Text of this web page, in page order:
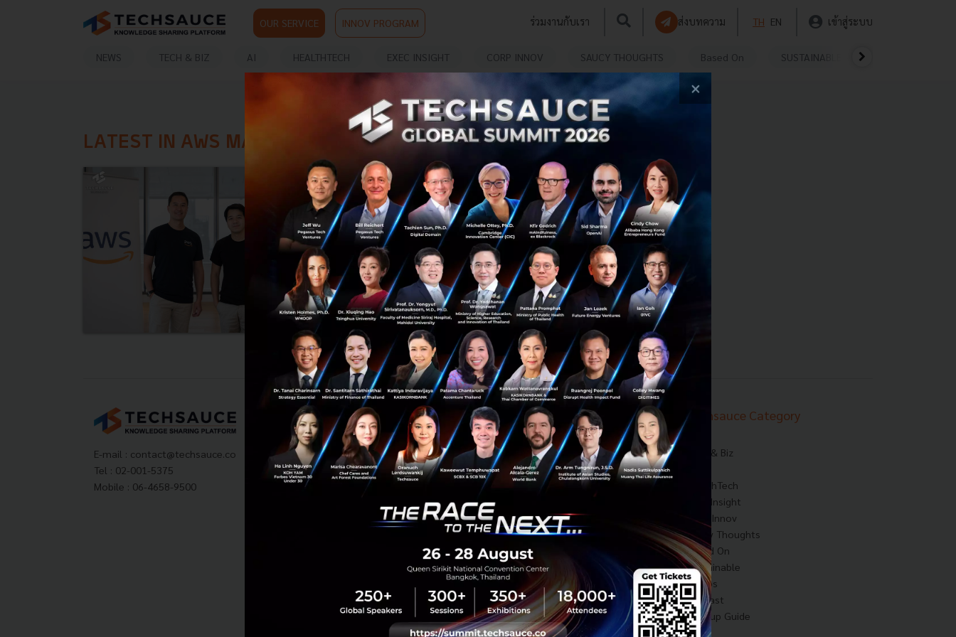
OUR SERVICE INNOV PROGRAM ร่วมงานกับเรา ส่งบทความ TH EN เข้าสู่ระบบ
NEWS TECH & BIZ AI HEALTHTECH EXEC INSIGHT CORP INNOV SAUCY THOUGHTS Based On SUSTAINABLE
LATEST IN AWS MARKETPLACE
Amity ก้าวสู่รายแรกของไทย ที่ได้อยู่ใน AWS
Marketplace แค็ตตาล็อกซอฟต์แวร์โซลูชันระดับ
โลก
เอมิตี้ (Amity) เป็นคู่ค้าด้านเทคโนโลยีของ Amazon Web
Services: AWS อีกทั้งยังเป็นสตาร์ทอัพที่ช่วยให้บริษัทหรือ
องค์กรต่าง ๆ บูรณาการ Social features เข้ากับแอปพลิเคชัน
ของตนเองได้อย...
สิงหาคม 8, 2022| ByTechsauce Team
2
PR News aws amity cloud AWS Marketplace
E-mail : contact@techsauce.co
Tel : 02-001-5375
Mobile : 06-4658-9500
Techsauce Media
About Techsauce
Techsauce Services
Privacy Policy
ส่งบทความ
Techsauce Global Summit
Trending Tags
Corporate Innovation
Digital Transformation
E-Commerce
Startup
Technology
Techsauce Category
Tech & Biz
HealthTech
Exec Insight
Corp Innov
Saucy Thoughts
Based On
Sustainable
Videos
Podcast
Startup Guide
×